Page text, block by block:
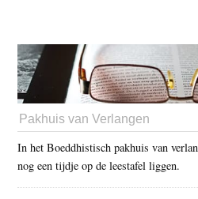
Pakhuis van Verlangen
In het Boeddhistisch pakhuis van
nog een tijdje op de leestafel liggen.